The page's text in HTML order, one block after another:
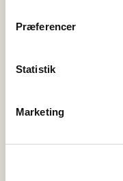
Præferencer
Statistik
Marketing
Ved hotellet er der to